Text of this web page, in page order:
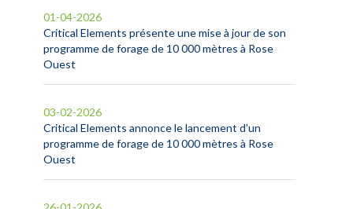
Critical Elements présente une mise à jour de son
programme de forage de 10 000 mètres à Rose
Ouest
01-04-2026
Critical Elements annonce le lancement d’un
programme de forage de 10 000 mètres à Rose
Ouest
03-02-2026